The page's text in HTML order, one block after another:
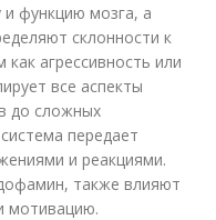
и функцию мозга, а
склонности к
агрессивность или
все аспекты
до сложных
передает
и реакциями.
также влияют
мотивацию.